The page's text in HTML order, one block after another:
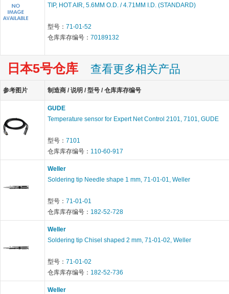
TIP, HOT AIR, 5.6MM O.D. / 4.71MM I.D. (STANDARD)
型号： 71-01-52
仓库库存编号： 70189132
日本5号仓库 查看更多相关产品
参考图片 制造商 / 说明 / 型号 / 仓库库存编号
GUDE
Temperature sensor for Expert Net Control 2101, 7101, GUDE
型号： 7101
仓库库存编号： 110-60-917
Weller
Soldering tip Needle shape 1 mm, 71-01-01, Weller
型号： 71-01-01
仓库库存编号： 182-52-728
Weller
Soldering tip Chisel shaped 2 mm, 71-01-02, Weller
型号： 71-01-02
仓库库存编号： 182-52-736
Weller